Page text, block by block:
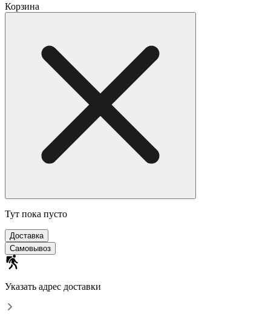
Корзина
Тут пока пусто
Доставка
Самовывоз
Указать адрес доставки